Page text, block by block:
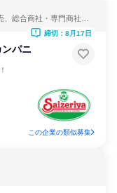
総合商社・専門商社・
パニ
締切：8月17日
この企業の類似募集